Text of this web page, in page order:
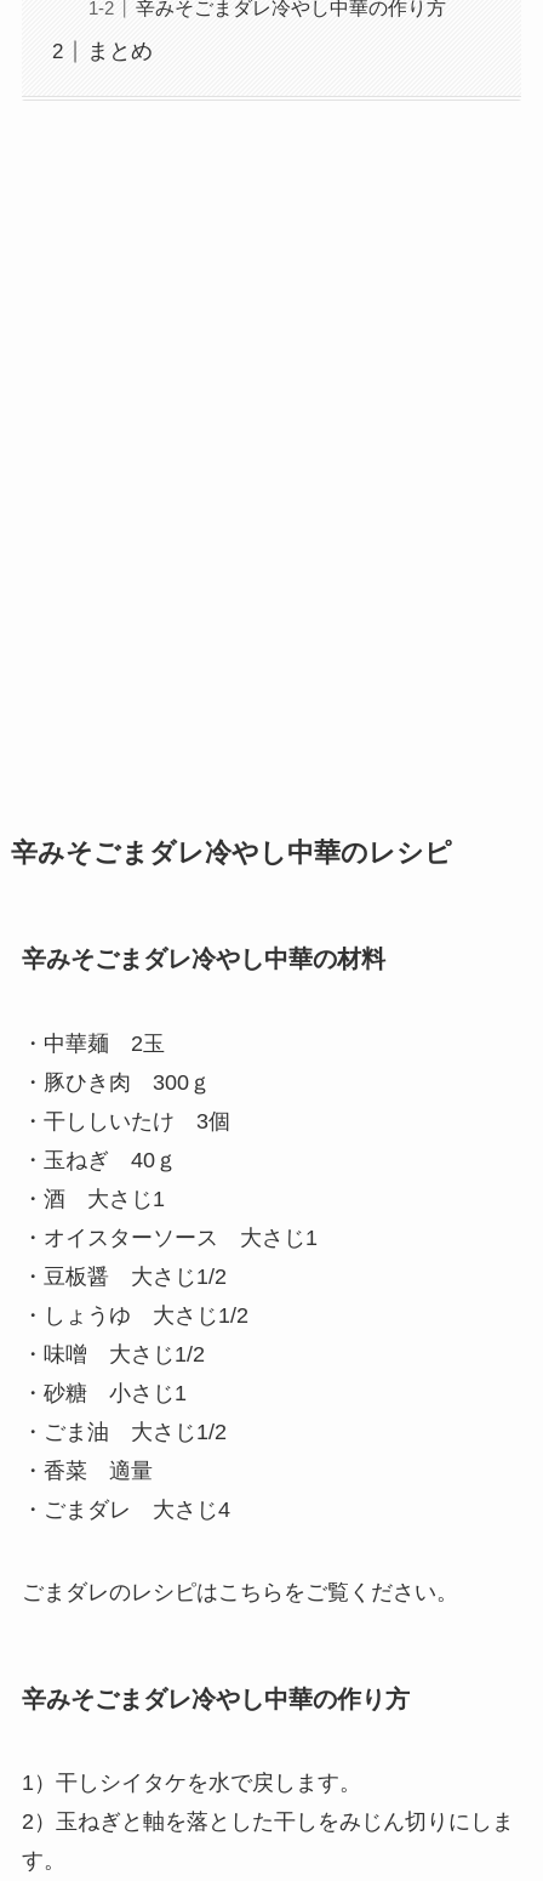
辛みそごまダレ冷やし中華の作り方
まとめ
辛みそごまダレ冷やし中華のレシピ
辛みそごまダレ冷やし中華の材料
・中華麺 2玉
・豚ひき肉 300ｇ
・干ししいたけ 3個
・玉ねぎ 40ｇ
・酒 大さじ1
・オイスターソース 大さじ1
・豆板醤 大さじ1/2
・しょうゆ 大さじ1/2
・味噌 大さじ1/2
・砂糖 小さじ1
・ごま油 大さじ1/2
・香菜 適量
・ごまダレ 大さじ4
ごまダレのレシピはこちらをご覧ください。
辛みそごまダレ冷やし中華の作り方
1）干しシイタケを水で戻します。
2）玉ねぎと軸を落とした干しをみじん切りにしま
す。